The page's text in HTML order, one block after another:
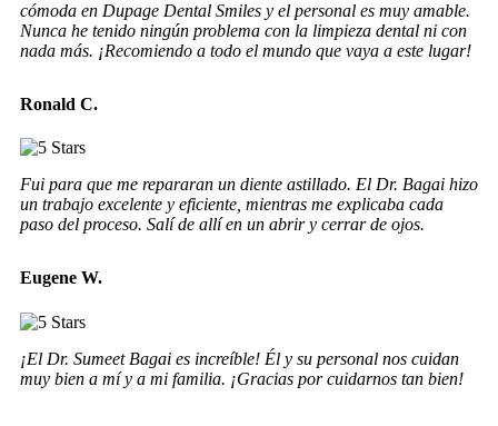
cómoda en Dupage Dental Smiles y el personal es muy amable.
Nunca he tenido ningún problema con la limpieza dental ni con
nada más. ¡Recomiendo a todo el mundo que vaya a este lugar!
Ronald C.
Fui para que me repararan un diente astillado. El Dr. Bagai hizo
un trabajo excelente y eficiente, mientras me explicaba cada
paso del proceso. Salí de allí en un abrir y cerrar de ojos.
Eugene W.
¡El Dr. Sumeet Bagai es increíble! Él y su personal nos cuidan
muy bien a mí y a mi familia. ¡Gracias por cuidarnos tan bien!